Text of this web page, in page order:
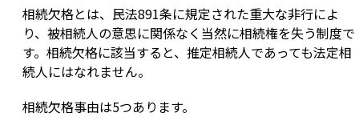
相続欠格とは、民法891条に規定された重大な非行によ
り、被相続人の意思に関係なく当然に相続権を失う制度で
す。相続欠格に該当すると、推定相続人であっても法定相
続人にはなれません。
相続欠格事由は5つあります。